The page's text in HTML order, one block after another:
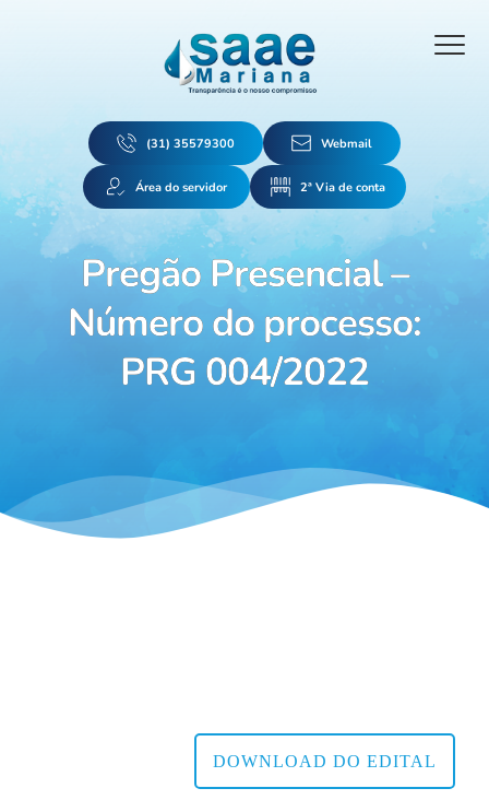
(31) 35579300 Webmail
Área do servidor 2ª Via de conta
Pregão Presencial –
Número do processo:
PRG 004/2022
DOWNLOAD DO EDITAL